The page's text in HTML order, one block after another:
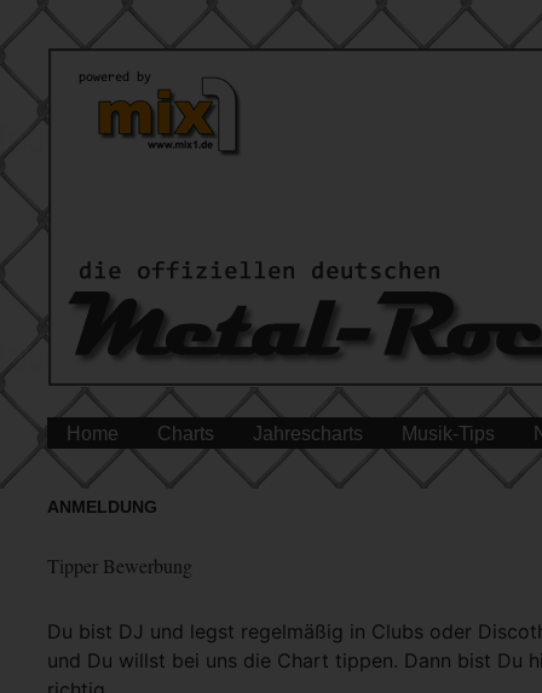
Home Charts Jahrescharts Musik-Tips
ANMELDUNG
Tipper Bewerbung
Du bist DJ und legst regelmäßig in Clubs oder
und Du willst bei uns die Chart tippen. Dann bist Du
Mehr Info